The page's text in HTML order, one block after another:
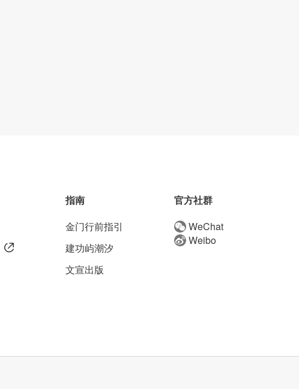
指南
金门行前指引
建功屿潮汐
文宣出版
官方社群
WeChat
Weibo